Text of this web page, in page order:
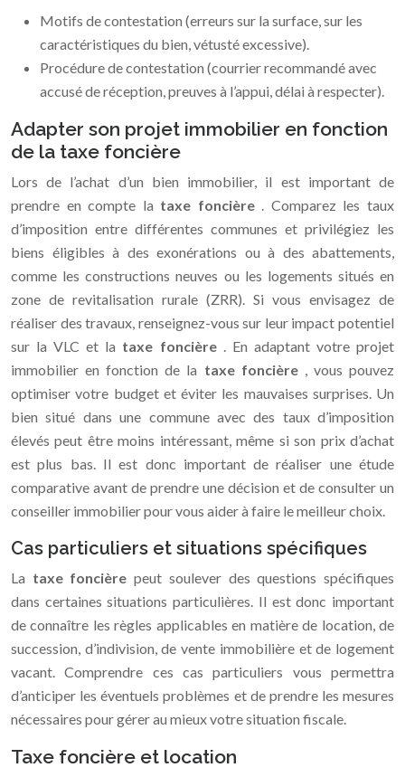
Motifs de contestation (erreurs sur la surface, sur les
caractéristiques du bien, vétusté excessive).
Procédure de contestation (courrier recommandé avec
accusé de réception, preuves à l’appui, délai à respecter).
Adapter son projet immobilier en fonction
de la taxe foncière
Lors de l’achat d’un bien immobilier, il est important de
prendre en compte la taxe foncière . Comparez les taux
d’imposition entre différentes communes et privilégiez les
biens éligibles à des exonérations ou à des abattements,
comme les constructions neuves ou les logements situés en
zone de revitalisation rurale (ZRR). Si vous envisagez de
réaliser des travaux, renseignez-vous sur leur impact potentiel
sur la VLC et la taxe foncière . En adaptant votre projet
immobilier en fonction de la taxe foncière , vous pouvez
optimiser votre budget et éviter les mauvaises surprises. Un
bien situé dans une commune avec des taux d’imposition
élevés peut être moins intéressant, même si son prix d’achat
est plus bas. Il est donc important de réaliser une étude
comparative avant de prendre une décision et de consulter un
conseiller immobilier pour vous aider à faire le meilleur choix.
Cas particuliers et situations spécifiques
La taxe foncièrepeut soulever des questions spécifiques
dans certaines situations particulières. Il est donc important
de connaître les règles applicables en matière de location, de
succession, d’indivision, de vente immobilière et de logement
vacant. Comprendre ces cas particuliers vous permettra
d’anticiper les éventuels problèmes et de prendre les mesures
nécessaires pour gérer au mieux votre situation fiscale.
Taxe foncière et location